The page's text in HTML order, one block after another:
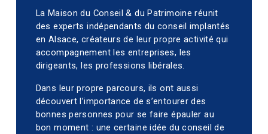
La Maison du Conseil & du Patrimoine réunit
des experts indépendants du conseil implantés
en Alsace, créateurs de leur propre activité qui
accompagnement les entreprises, les
dirigeants, les professions libérales.
Dans leur propre parcours, ils ont aussi
découvert l’importance de s’entourer des
bonnes personnes pour se faire épauler au
bon moment : une certaine idée du conseil de